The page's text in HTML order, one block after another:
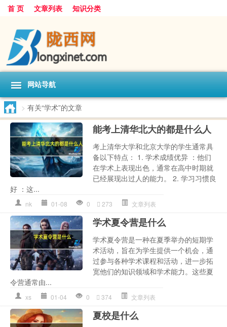
首 页 文章列表 知识分类
网站导航
> 有关“学术”的文章
能考上清华北大的都是什么人
考上清华大学和北京大学的学生通常具
备以下特点： 1. 学术成绩优异 ：他们
在学术上表现出色，通常在高中时期就
已经展现出过人的能力。 2. 学习习惯良
好 ：这...
nk 01-08 0 273 文章列表
学术夏令营是什么
学术夏令营是一种在夏季举办的短期学
术活动，旨在为学生提供一个机会，通
过参与各种学术课程和活动，进一步拓
宽他们的知识领域和学术能力。这些夏
令营通常由...
xs 01-04 0 374 文章列表
夏校是什么